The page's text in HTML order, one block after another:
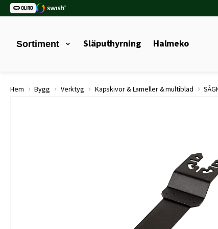
Sortiment Släputhyrning Halmeko
Hem › Bygg › Verktyg › Kapskivor & Lameller & multiblad ›